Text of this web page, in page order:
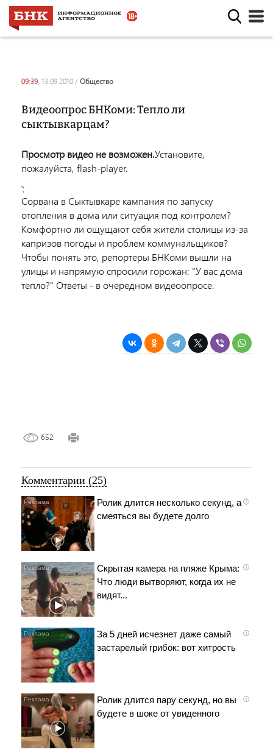
09:39, 13.09.2010 / общество
Видеоопрос БНКоми: Тепло ли
сыктывкарцам?
Просмотр видео не возможен.Установите,
пожалуйста, flash-player.
';
Сорвана в Сыктывкаре кампания по запуску
отопления в дома или ситуация под контролем?
Комфортно ли ощущают себя жители столицы из-за
капризов погоды и проблем коммунальщиков?
Чтобы понять это, репортеры БНКоми вышли на
улицы и напрямую спросили горожан: "У вас дома
тепло?" Ответы - в очередном видеоопросе.
652
Комментарии (25)
i
Ролик длится несколько секунд, а
смеяться вы будете долго
i
Скрытая камера на пляже Крыма:
Что люди вытворяют, когда их не
видят...
i
За 5 дней исчезнет даже самый
застарелый грибок: вот хитрость
i
Ролик длится пару секунд, но вы
будете в шоке от увиденного